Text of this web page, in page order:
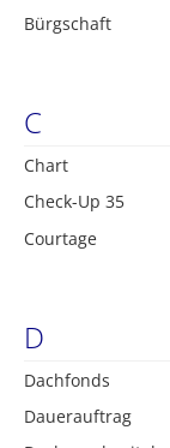
Bürgschaft
C
Chart
Check-Up 35
Courtage
D
Dachfonds
Dauerauftrag